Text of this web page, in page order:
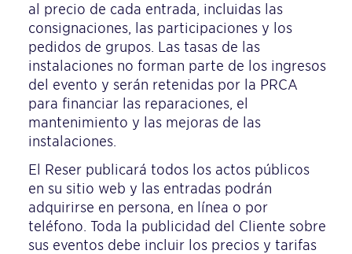
al precio de cada entrada, incluidas las
consignaciones, las participaciones y los
pedidos de grupos. Las tasas de las
instalaciones no forman parte de los ingresos
del evento y serán retenidas por la PRCA
para financiar las reparaciones, el
mantenimiento y las mejoras de las
instalaciones.
El Reser publicará todos los actos públicos
en su sitio web y las entradas podrán
adquirirse en persona, en línea o por
teléfono. Toda la publicidad del Cliente sobre
sus eventos debe incluir los precios y tarifas